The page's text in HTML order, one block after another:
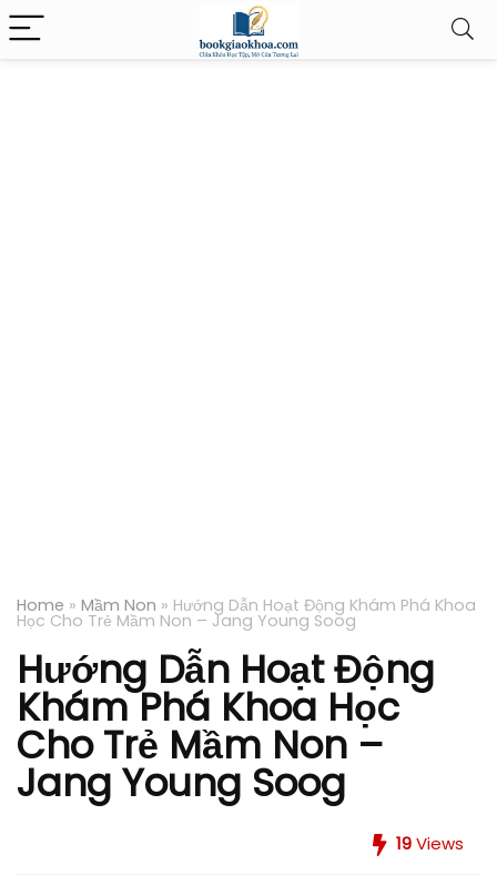
Home » Mầm Non » Hướng Dẫn Hoạt Động Khám Phá Khoa
Học Cho Trẻ Mầm Non – Jang Young Soog
Hướng Dẫn Hoạt Động
Khám Phá Khoa Học
Cho Trẻ Mầm Non –
Jang Young Soog
19Views